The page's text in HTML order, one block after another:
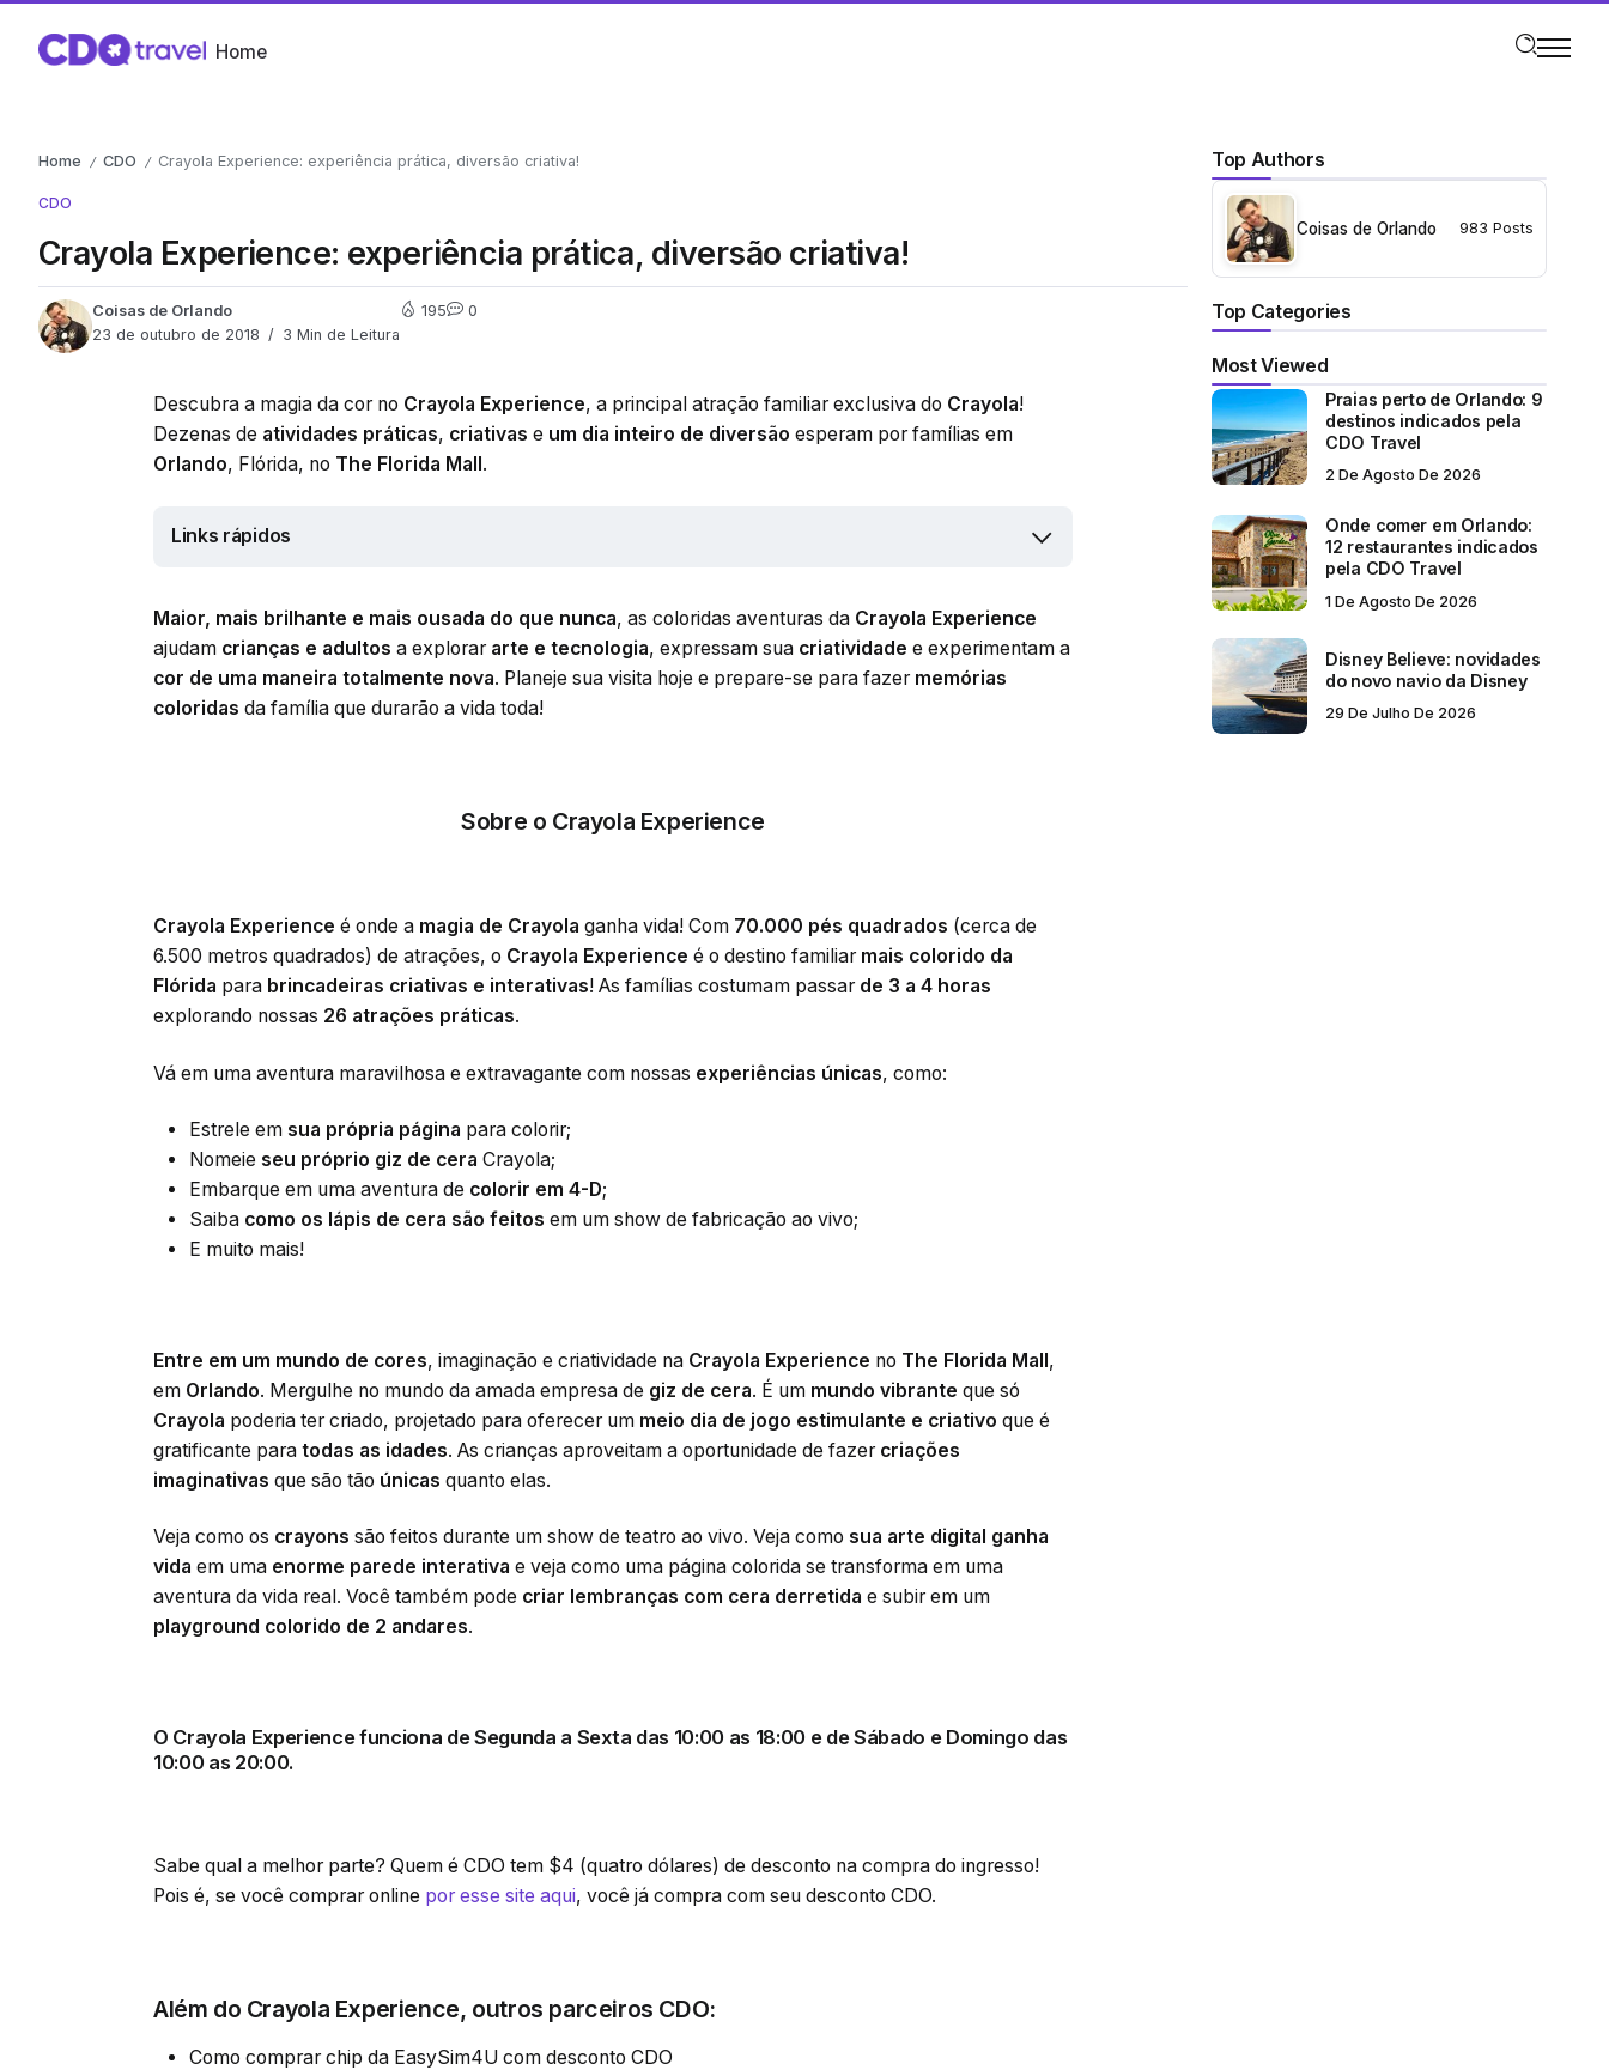
Home
Home / CDO / Crayola Experience: experiência prática, diversão criativa!
CDO
Crayola Experience: experiência prática, diversão criativa!
Coisas de Orlando
23 de outubro de 2018
3 Min de Leitura
195 0
Descubra a magia da cor no Crayola Experience, a principal atração familiar exclusiva do Crayola!
Dezenas de atividades práticas, criativas e um dia inteiro de diversão esperam por famílias em
Orlando, Flórida, no The Florida Mall.
Links rápidos
Maior, mais brilhante e mais ousada do que nunca, as coloridas aventuras da Crayola Experience
ajudam crianças e adultos a explorar arte e tecnologia, expressam sua criatividade e experimentam a
cor de uma maneira totalmente nova. Planeje sua visita hoje e prepare-se para fazer memórias
coloridas da família que durarão a vida toda!
Sobre o Crayola Experience
Crayola Experience é onde a magia de Crayola ganha vida! Com 70.000 pés quadrados (cerca de
6.500 metros quadrados) de atrações, o Crayola Experience é o destino familiar mais colorido da
Flórida para brincadeiras criativas e interativas! As famílias costumam passar de 3 a 4 horas
explorando nossas 26 atrações práticas.
Vá em uma aventura maravilhosa e extravagante com nossas experiências únicas, como:
Estrele em sua própria página para colorir;
Nomeie seu próprio giz de cera Crayola;
Embarque em uma aventura de colorir em 4-D;
Saiba como os lápis de cera são feitos em um show de fabricação ao vivo;
E muito mais!
Entre em um mundo de cores, imaginação e criatividade na Crayola Experience no The Florida Mall,
em Orlando. Mergulhe no mundo da amada empresa de giz de cera. É um mundo vibrante que só
Crayola poderia ter criado, projetado para oferecer um meio dia de jogo estimulante e criativo que é
gratificante para todas as idades. As crianças aproveitam a oportunidade de fazer criações
imaginativas que são tão únicas quanto elas.
Veja como os crayons são feitos durante um show de teatro ao vivo. Veja como sua arte digital ganha
vida em uma enorme parede interativa e veja como uma página colorida se transforma em uma
aventura da vida real. Você também pode criar lembranças com cera derretida e subir em um
playground colorido de 2 andares.
O Crayola Experiencefunciona deSegunda a Sexta das 10:00 as 18:00 e deSábado e Domingo das
10:00 as 20:00.
Sabe qual a melhor parte? Quem é CDO tem $4 (quatro dólares) de desconto na compra do ingresso!
Pois é, se você comprar online por esse site aqui, você já compra com seu desconto CDO.
Além do Crayola Experience, outros parceiros CDO:
Como comprar chip da EasySim4U com desconto CDO
Top Authors
Coisas de Orlando 983 Posts
Top Categories
Most Viewed
Praias perto de Orlando: 9
destinos indicados pela
CDO Travel
2 De Agosto De 2026
Onde comer em Orlando:
12 restaurantes indicados
pela CDO Travel
1 De Agosto De 2026
Disney Believe: novidades
do novo navio da Disney
29 De Julho De 2026